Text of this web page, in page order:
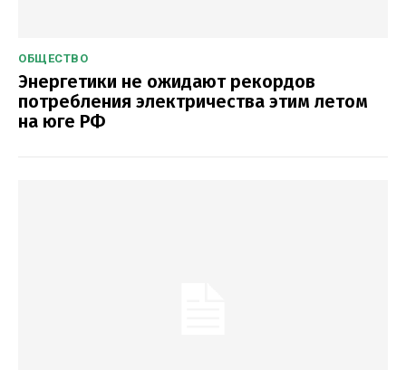
ОБЩЕСТВО
Энергетики не ожидают рекордов
потребления электричества этим летом
на юге РФ